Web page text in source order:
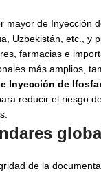
de Inyección
Uzbekistán, etc.,
farmacias e
más amplios,
Inyección de
reducir el riesgo
de la